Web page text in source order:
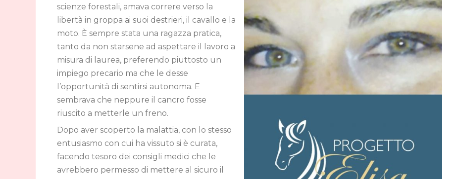
scienze forestali, amava correre verso la
libertà in groppa ai suoi destrieri, il cavallo e la
moto. È sempre stata una ragazza pratica,
tanto da non starsene ad aspettare il lavoro a
misura di laurea, preferendo piuttosto un
impiego precario ma che le desse
l’opportunità di sentirsi autonoma. E
sembrava che neppure il cancro fosse
riuscito a metterle un freno.
Dopo aver scoperto la malattia, con lo stesso
entusiasmo con cui ha vissuto si è curata,
facendo tesoro dei consigli medici che le
avrebbero permesso di mettere al sicuro il